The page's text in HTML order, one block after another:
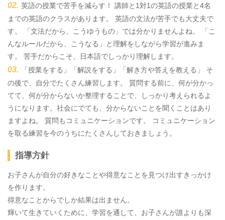
英語の授業で苦手を減らす！ 講師と1対1の英語の授業と4名
までの英語のクラスがあります。 英語の文法が苦手でも大丈夫で
す。 「文法だから、こうゆうもの」では分かりませんよね。 「こ
んなルールだから、こうなる」と理解をしながら学習が進みま
す。 苦手だからこそ、日本語でしっかり理解します。
「授業をする」「解説をする」「解き方や答えを教える」 そ
の後で、自分でたくさん練習します。 質問する前に、何が分かっ
てて、何が分からないか整理することで、しっかり考えられるよ
うになります。社会にでても、分からないことを聞くことはあり
ますよね。 質問もコミュニケーションです。 コミュニケーション
を取る練習を今のうちにたくさんしておきましょう。
指導方針
お子さんが自分の好きなことや得意なことを見つけ出すきっかけ
を作ります。
得意なことからでしか結果は出ません。
輝いて生きていくために、学習を通して、お子さんが誰よりも深